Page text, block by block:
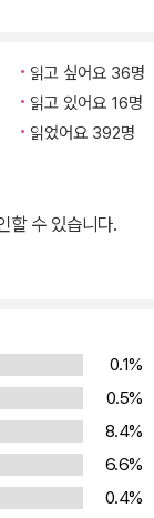
읽고 싶어요 36명
읽고 있어요 16명
읽었어요 392명
할 수 있습니다.
0.1%
0.5%
8.4%
6.6%
0.4%